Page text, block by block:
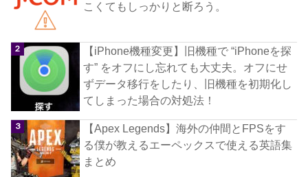
こくてもしっかりと断ろう。
【iPhone機種変更】旧機種で “iPhoneを探
す” をオフにし忘れても大丈夫。オフにせ
ずデータ移行をしたり、旧機種を初期化し
てしまった場合の対処法！
【Apex Legends】海外の仲間とFPSをす
る僕が教えるエーペックスで使える英語集
まとめ